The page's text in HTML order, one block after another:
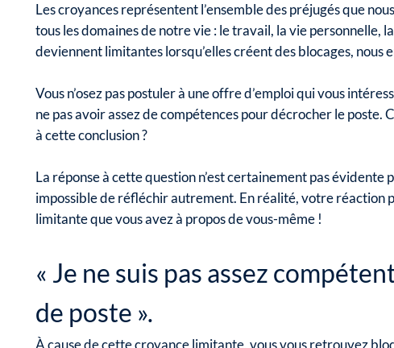
Les croyances représentent l’ensemble des préjugés que
tous les domaines de notre vie : le travail, la vie personnelle,
deviennent limitantes lorsqu’elles créent des blocages, nous
Vous n’osez pas postuler à une offre d’emploi qui vous
ne pas avoir assez de compétences pour décrocher le poste.
à cette conclusion ?
La réponse à cette question n’est certainement pas évidente
impossible de réfléchir autrement. En réalité, votre réaction
limitante que vous avez à propos de vous-même !
« Je ne suis pas assez
de poste ».
À cause de cette croyance limitante, vous vous retrouvez